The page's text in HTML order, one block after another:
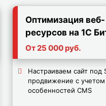
Оптимизация веб-
ресурсов на 1С
От 25 000 руб.
Настраиваем сайт под
продвижение с учетом
особенностей CMS